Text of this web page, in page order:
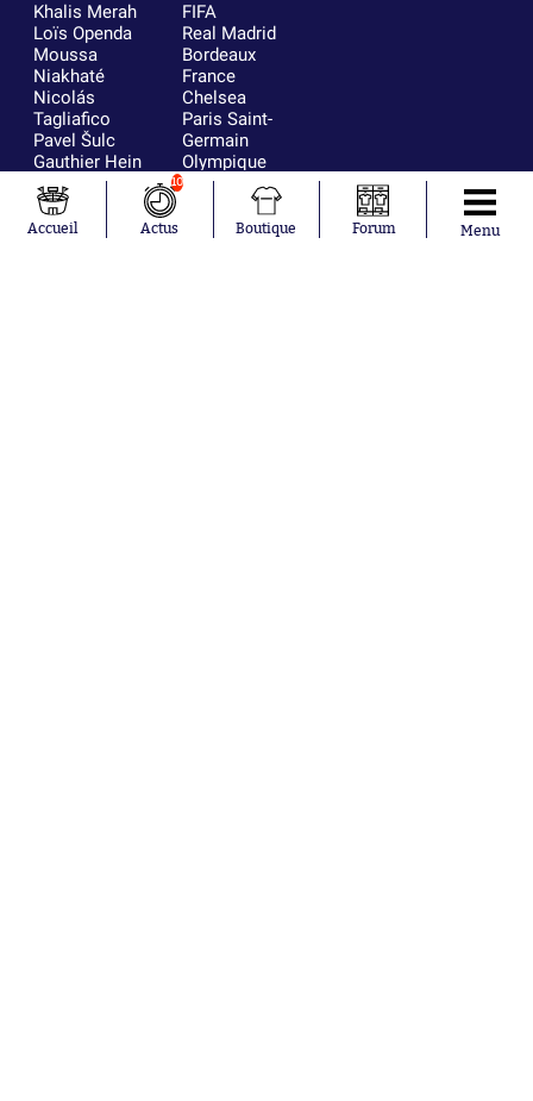
Khalis Merah
Loïs Openda
Moussa
Niakhaté
Nicolás
Tagliafico
Pavel Šulc
Gauthier Hein
Lionel Messi
Gonzalo
García Torres
FIFA
Real Madrid
Bordeaux
France
Chelsea
Paris Saint-
Germain
Olympique
lyonnais
AC Milan
RC Strasbourg
Accueil
10
Actus Boutique Forum Menu